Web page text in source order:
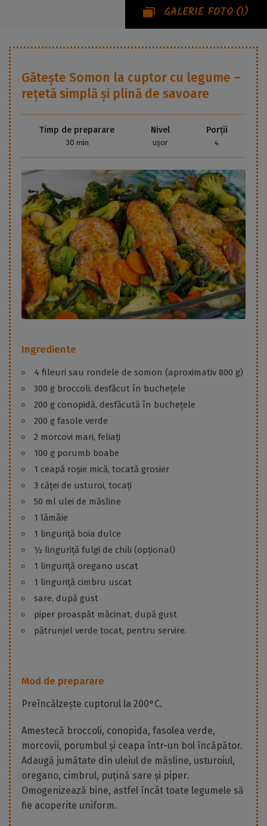
GALERIE FOTO (1)
Gătește Somon la cuptor cu legume –
rețetă simplă și plină de savoare
Timp de preparare
30 min
Nivel
ușor
Porții
4
Ingrediente
4 fileuri sau rondele de somon (aproximativ 800 g)
300 g broccoli, desfăcut în buchețele
200 g conopidă, desfăcută în buchețele
200 g fasole verde
2 morcovi mari, feliați
100 g porumb boabe
1 ceapă roșie mică, tocată grosier
3 căței de usturoi, tocați
50 ml ulei de măsline
1 lămâie
1 linguriță boia dulce
½ linguriță fulgi de chili (opțional)
1 linguriță oregano uscat
1 linguriță cimbru uscat
sare, după gust
piper proaspăt măcinat, după gust
pătrunjel verde tocat, pentru servire.
Mod de preparare
Preîncălzește cuptorul la 200°C.
Amestecă broccoli, conopida, fasolea verde,
morcovii, porumbul și ceapa într-un bol încăpător.
Adaugă jumătate din uleiul de măsline, usturoiul,
oregano, cimbrul, puțină sare și piper.
Omogenizează bine, astfel încât toate legumele să
fie acoperite uniform.